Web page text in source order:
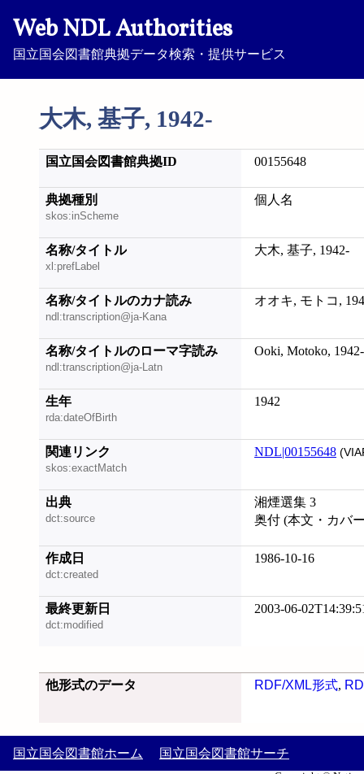
Web NDL Authorities
国立国会図書館典拠データ検索・提供サービス
大木, 基子, 1942-
国立国会図書館典拠ID 00155648
典拠種別
skos:inScheme
個人名
名称/タイトル
xl:prefLabel
大木, 基子, 1942-
名称/タイトルのカナ読み
ndl:transcription@ja-Kana
オオキ, モトコ,
名称/タイトルのローマ字読み
ndl:transcription@ja-Latn
Ooki, Motoko, 1942-
生年
rda:dateOfBirth
1942
関連リンク
skos:exactMatch
NDL|00155648
出典
dct:source
湘煙選集 3
奥付 (本文・カバ
作成日
dct:created
1986-10-16
最終更新日
dct:modified
2003-06-
他形式のデータ RDF/XML形式,
国立国会図書館ホーム 国立国会図書館サーチ